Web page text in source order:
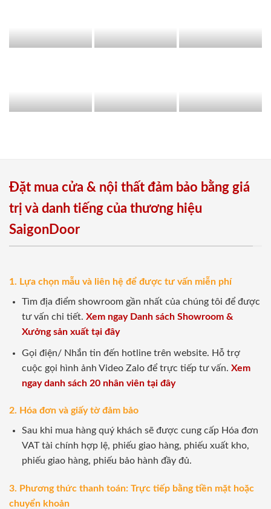
Đặt mua cửa & nội thất đảm bảo bằng giá
trị và danh tiếng của thương hiệu
SaigonDoor
1. Lựa chọn mẫu và liên hệ để được tư vấn miễn phí
Tìm địa điểm showroom gần nhất của chúng tôi để được
tư vấn chi tiết. Xem ngay Danh sách Showroom &
Xưởng sản xuất tại đây
Gọi điện/ Nhắn tin đến hotline trên website. Hỗ trợ
cuộc gọi hình ảnh Video Zalo để trực tiếp tư vấn. Xem
ngay danh sách 20 nhân viên tại đây
2. Hóa đơn và giấy tờ đảm bảo
Sau khi mua hàng quý khách sẽ được cung cấp Hóa đơn
VAT tài chính hợp lệ, phiếu giao hàng, phiếu xuất kho,
phiếu giao hàng, phiếu bảo hành đầy đủ.
3. Phương thức thanh toán: Trực tiếp bằng tiền mặt hoặc
chuyển khoản